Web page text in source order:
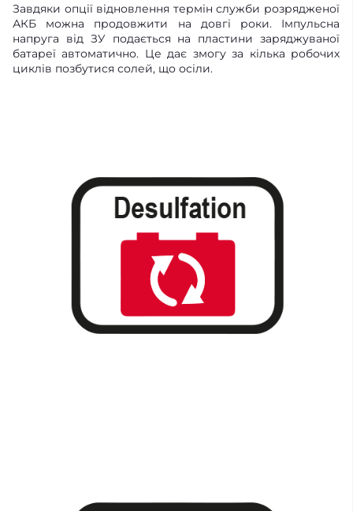
Завдяки опції відновлення термін служби розрядженої
АКБ можна продовжити на довгі роки. Імпульсна
напруга від ЗУ подається на пластини заряджуваної
батареї автоматично. Це дає змогу за кілька робочих
циклів позбутися солей, що осіли.